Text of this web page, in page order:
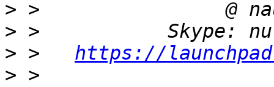
>
>
> > https://
> >